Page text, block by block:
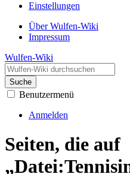
Einstellungen
Über Wulfen-Wiki
Impressum
Wulfen-Wiki
Suche
Benutzermenü
Anmelden
Seiten, die auf